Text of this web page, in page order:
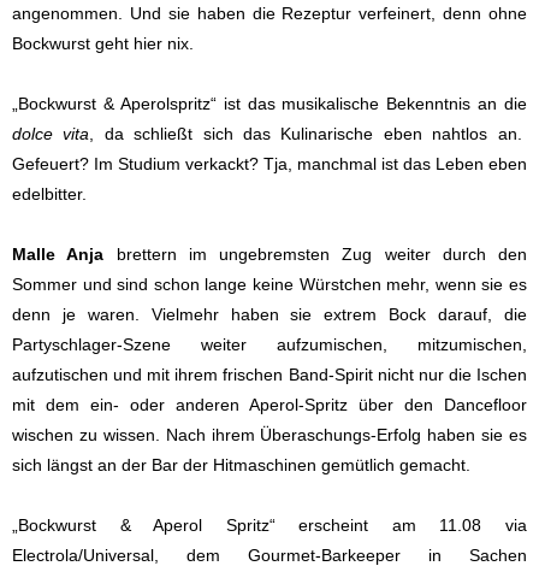
angenommen. Und sie haben die Rezeptur verfeinert, denn ohne
Bockwurst geht hier nix.
„Bockwurst & Aperolspritz“ ist das musikalische Bekenntnis an die
dolce vita , da schließt sich das Kulinarische eben nahtlos an.
Gefeuert? Im Studium verkackt? Tja, manchmal ist das Leben eben
edelbitter.
Malle Anja brettern im ungebremsten Zug weiter durch den
Sommer und sind schon lange keine Würstchen mehr, wenn sie es
denn je waren. Vielmehr haben sie extrem Bock darauf, die
Partyschlager-Szene weiter aufzumischen, mitzumischen,
aufzutischen und mit ihrem frischen Band-Spirit nicht nur die Ischen
mit dem ein- oder anderen Aperol-Spritz über den Dancefloor
wischen zu wissen. Nach ihrem Überaschungs-Erfolg haben sie es
sich längst an der Bar der Hitmaschinen gemütlich gemacht.
„Bockwurst & Aperol Spritz“ erscheint am 11.08 via
Electrola/Universal, dem Gourmet-Barkeeper in Sachen